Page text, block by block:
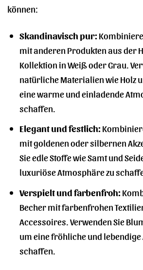
können:
Skandinavisch pur:
mit anderen Produkten aus der
Kollektion in Weiß oder Grau.
natürliche Materialien wie Holz
eine warme und einladende
schaffen.
Elegant und festlich:
mit goldenen oder silbernen
Sie edle Stoffe wie Samt und
luxuriöse Atmosphäre zu
Verspielt und farbenfroh:
Becher mit farbenfrohen
Accessoires. Verwenden Sie
um eine fröhliche und lebendige
schaffen.